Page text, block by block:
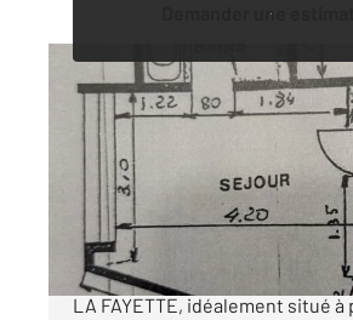
Demander une
PARIS 75010
26,41 m2, 1 pièce
Ref : 9347
Appartement F1 à vendre
265 000 €
EXCLUSIVITE CENTURY 21 !!!
LA FAYETTE, idéalement situé